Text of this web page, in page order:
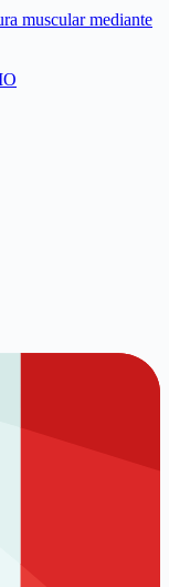
muscular mediante